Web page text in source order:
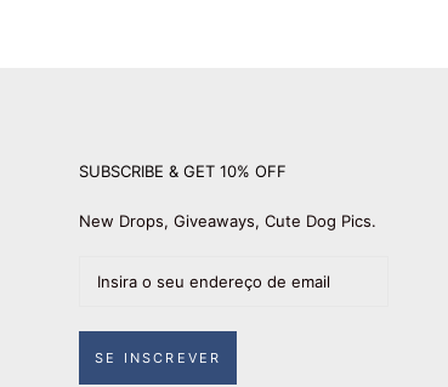
SUBSCRIBE & GET 10% OFF
New Drops, Giveaways, Cute Dog Pics.
SE INSCREVER